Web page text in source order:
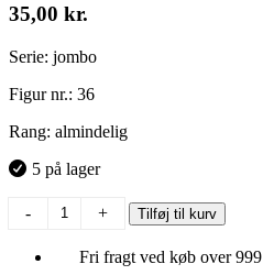
35,00 kr.
Serie: jombo
Figur nr.: 36
Rang: almindelig
5 på lager
-
jack
+ Tilføj til kurv
Fri fragt ved køb over 999